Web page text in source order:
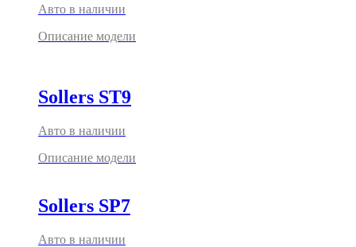
Авто в наличии
Описание модели
Sollers ST9
Авто в наличии
Описание модели
Sollers SP7
Авто в наличии